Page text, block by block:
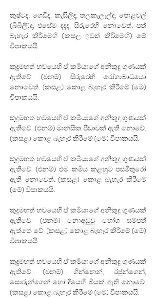
කුෂ්ටද, ගෙඩිද, කැසිලිද, තලකැලැල්ද, පොළවල්
(බිබිලි)ද, එසේම දදද, සිරුරෙහි නොවෙත්. පත්
බැහැර කිරීමෙහි (කසල ඉවත් කිරීමෙහි) මේ
විපාකයයි.
කුදුමහත් භවයෙහි ඒ කර්‍මයාගේ අනිකුදු ගුණයක්
ඇතිවේ. (එනම්) සිරුරෙහි රෝගාබාධයෝ
නොවෙත්. (කසළ) කොළ බැහැර කිරීමේ (මේ)
විපාකයයි.
කුදුමහත් භවයෙහි ඒ කර්‍මයාගේ අනිකුදු ගුණයක්
ඇතිවේ. (එනම්) මානසික පීඩාවක් ඇති නොවේ.
(කසළ) කොළ බැහැර කිරීමේ (මේ) විපාකයයි.
කුදුමහත් භවයෙහි ඒ කර්‍මයාගේ අනිකුදු ගුණයක්
ඇතිවේ. (එනම්) එම කර්‍මය කළහුට පසමිතුරෝ
ඇති නොවෙත්. (කසළ) කොළ බැහැර කිරීමේ
(මේ) විපාකයයි.
කුදුමහත් භවයෙහි ඒ කර්‍මයාගේ අනිකුදු ගුණයක්
ඇතිවේ. (එනම්) නොඅඩුවූ භෝග සම්පත්
ඇත්තේ වේ. (කසළ) කොළ බැහැර කිරීමේ (මේ)
විපාකයයි.
කුදුමහත් භවයෙහි ඒ කර්‍මයාගේ අනිකුදු ගුණයක්
ඇතිවේ. (එනම්) ගින්නෙන්, රජුන්ගෙන්,
සොරුන්ගෙන් හෝ දියෙහි බියක් ඇති නොවේ.
(කසළ) කොළ බැහැර කිරීමේ (මේ) විපාකයයි.